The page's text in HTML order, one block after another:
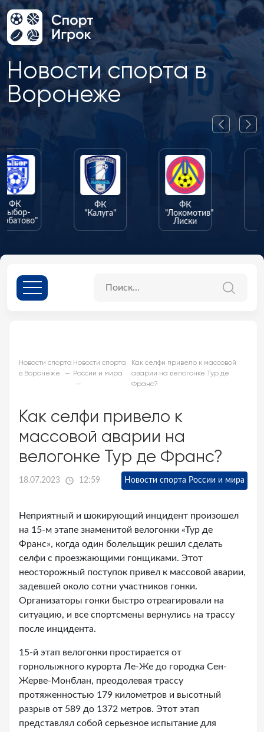
Новости спорта в
Воронеже
"Калуга"
"Локомотив"
"Олимпик"
Новости спорта
в Воронеже
Новости спорта
России и мира
Как селфи привело к массовой
аварии на велогонке Тур де
Франс?
Как селфи привело к
массовой аварии на
велогонке Тур де Франс?
18.07.2023 12:59 Новости спорта России и мира
Неприятный и шокирующий инцидент произошел
на 15-м этапе знаменитой велогонки «Тур де
Франс», когда один болельщик решил сделать
селфи с проезжающими гонщиками. Этот
неосторожный поступок привел к массовой аварии,
задевшей около сотни участников гонки.
Организаторы гонки быстро отреагировали на
ситуацию, и все спортсмены вернулись на трассу
после инцидента.
15-й этап велогонки простирается от
горнолыжного курорта Ле-Же до городка Сен-
Жерве-Монблан, преодолевая трассу
протяженностью 179 километров и высотный
разрыв от 589 до 1372 метров. Этот этап
представлял собой серьезное испытание для